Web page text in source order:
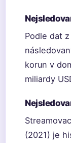
Podle dat z
korun v
miliardy
(2021) je